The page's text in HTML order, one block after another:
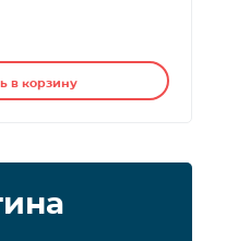
в корзину